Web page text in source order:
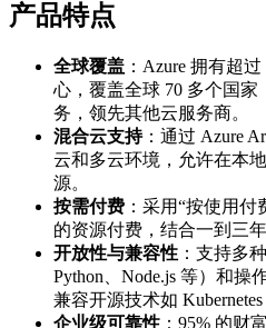
产品特点
全球覆盖 ：Azure 拥有超
心，覆盖全球 70 多个国
务，领先其他云服务商。
混合云支持：通过 Azure
云和多云环境，允许在本
源。
按需付费 ：采用“按使用
的资源付费，结合一到三
开放性与兼容性 ：支持多
Python、Node.js 等）和操
兼容开源技术如 Kubernetes
企业级可靠性 ：95% 的财